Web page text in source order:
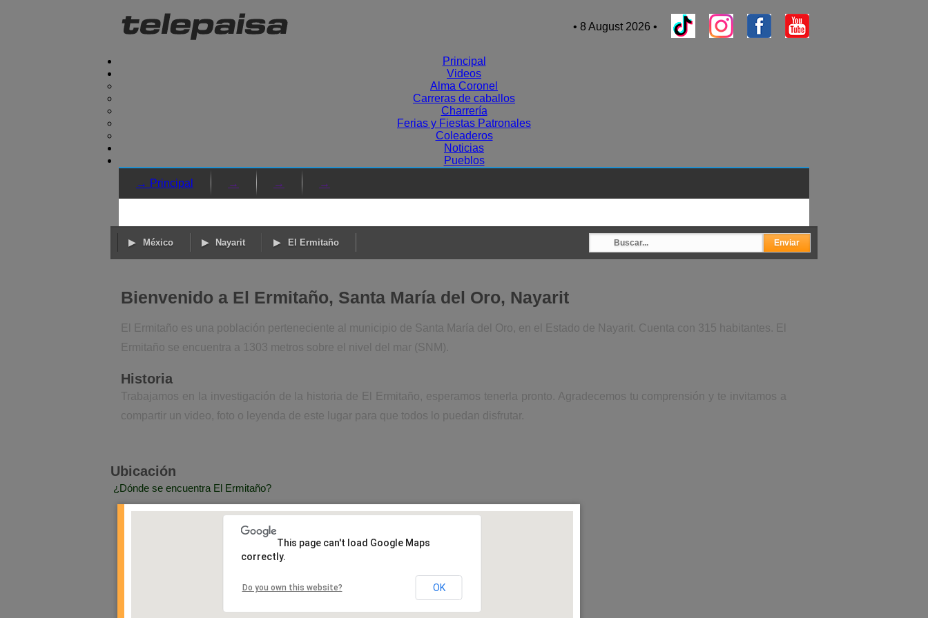
• 8 August 2026 •
Principal
Videos
Alma Coronel
Carreras de caballos
Charrería
Ferias y Fiestas Patronales
Coleaderos
Noticias
Pueblos
→ Principal
→ → →
México Nayarit El Ermitaño
Bienvenido a El Ermitaño, Santa María del Oro, Nayarit
El Ermitaño es una población perteneciente al municipio de Santa María del Oro, en el Estado de Nayarit. Cuenta con 315 habitantes. El
Ermitaño se encuentra a 1303 metros sobre el nivel del mar (SNM).
Historia
Trabajamos en la investigación de la historia de El Ermitaño, esperamos tenerla pronto. Agradecemos tu comprensión y te invitamos a
compartir un video, foto o leyenda de este lugar para que todos lo puedan disfrutar.
Ubicación
¿Dónde se encuentra El Ermitaño?
This page can't load Google Maps
correctly.
Do you own this website? OK